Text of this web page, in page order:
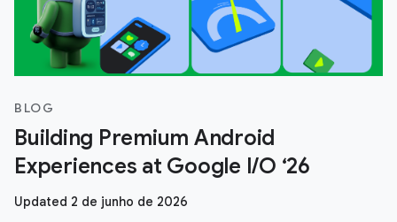
BLOG
Building Premium Android
Experiences at Google I/O ‘26
Updated 2 de junho de 2026